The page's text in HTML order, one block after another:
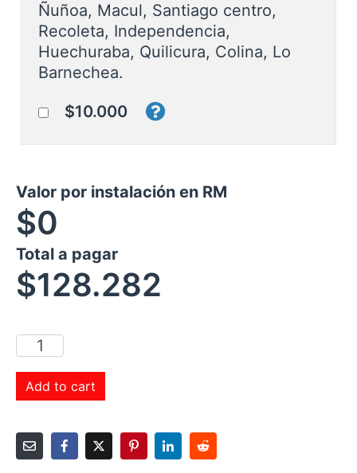
Ñuñoa, Macul, Santiago centro,
Recoleta, Independencia,
Huechuraba, Quilicura, Colina, Lo
Barnechea.
$10.000
Valor por instalación en RM
$0
Total a pagar
$128.282
Add to cart